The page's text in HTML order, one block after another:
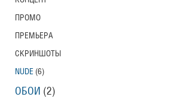
ПРОМО
ПРЕМЬЕРА
СКРИНШОТЫ
NUDE (6)
ОБОИ (2)